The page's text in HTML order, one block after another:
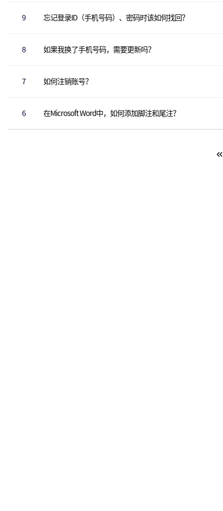
9 忘记登录ID（手机号码）、密码时该如何找回？
8 如果我换了手机号码，需要更新吗？
7 如何注销账号？
6 在Microsoft Word中，如何添加脚注和尾注？